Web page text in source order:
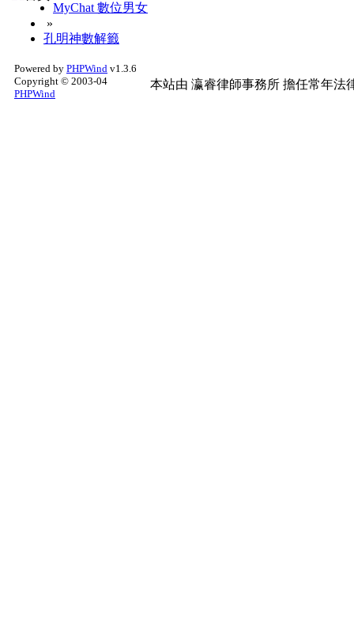
MyChat 數位男女
»
孔明神數解籤
Powered by PHPWind v1.3.6
Copyright © 2003-04
PHPWind
本站由 瀛睿律師事務所 擔任常年法